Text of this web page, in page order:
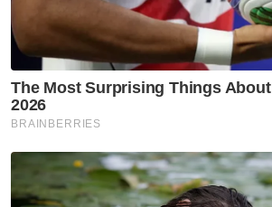
berantaian. Dari satu kes, akan
lagi kes sama.
Berdasarkan kepada
sebelum ini, ada juga kes ‘orang
sebenarnya tidak melibatkan
sebaliknya hanya keluar
rakan-rakan bagi melepaskan